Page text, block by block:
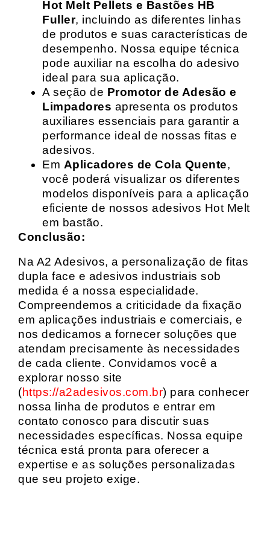
Hot Melt Pellets e Bastões HB
Fuller, incluindo as diferentes linhas
de produtos e suas características de
desempenho. Nossa equipe técnica
pode auxiliar na escolha do adesivo
ideal para sua aplicação.
A seção de Promotor de Adesão e
Limpadores apresenta os produtos
auxiliares essenciais para garantir a
performance ideal de nossas fitas e
adesivos.
Em Aplicadores de Cola Quente,
você poderá visualizar os diferentes
modelos disponíveis para a aplicação
eficiente de nossos adesivos Hot Melt
em bastão.
Conclusão:
Na A2 Adesivos, a personalização de fitas
dupla face e adesivos industriais sob
medida é a nossa especialidade.
Compreendemos a criticidade da fixação
em aplicações industriais e comerciais, e
nos dedicamos a fornecer soluções que
atendam precisamente às necessidades
de cada cliente. Convidamos você a
explorar nosso site
(https://a2adesivos.com.br) para conhecer
nossa linha de produtos e entrar em
contato conosco para discutir suas
necessidades específicas. Nossa equipe
técnica está pronta para oferecer a
expertise e as soluções personalizadas
que seu projeto exige.